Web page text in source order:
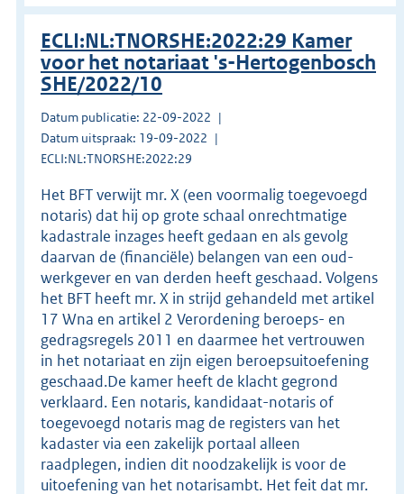
ECLI:NL:TNORSHE:2022:29 Kamer
voor het notariaat 's-Hertogenbosch
SHE/2022/10
Datum publicatie: 22-09-2022
Datum uitspraak: 19-09-2022
ECLI:NL:TNORSHE:2022:29
Het BFT verwijt mr. X (een voormalig toegevoegd
notaris) dat hij op grote schaal onrechtmatige
kadastrale inzages heeft gedaan en als gevolg
daarvan de (financiële) belangen van een oud-
werkgever en van derden heeft geschaad. Volgens
het BFT heeft mr. X in strijd gehandeld met artikel
17 Wna en artikel 2 Verordening beroeps- en
gedragsregels 2011 en daarmee het vertrouwen
in het notariaat en zijn eigen beroepsuitoefening
geschaad.De kamer heeft de klacht gegrond
verklaard. Een notaris, kandidaat-notaris of
toegevoegd notaris mag de registers van het
kadaster via een zakelijk portaal alleen
raadplegen, indien dit noodzakelijk is voor de
uitoefening van het notarisambt. Het feit dat mr.